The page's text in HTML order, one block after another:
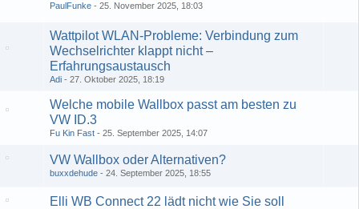
PaulFunke 25. November 2025, 18:03
Wattpilot WLAN-Probleme: Verbindung zum
Wechselrichter klappt nicht –
Erfahrungsaustausch
Adi 27. Oktober 2025, 18:19
Welche mobile Wallbox passt am besten zu
VW ID.3
Fu Kin Fast 25. September 2025, 14:07
VW Wallbox oder Alternativen?
buxxdehude 24. September 2025, 18:55
Elli WB Connect 22 lädt nicht wie Sie soll